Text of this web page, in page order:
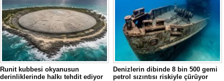
Runit kubbesi okyanusun
derinliklerinde halkı tehdit ediyor
Denizlerin dibinde 8 bin 500 gemi
petrol sızıntısı riskiyle çürüyor